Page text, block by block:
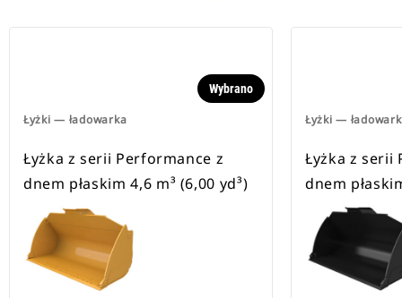
Łyżki — ładowarka
Wybrano
Łyżka z serii Performance z
dnem płaskim 4,6 m³ (6,00 yd³)
Łyżki —
Łyżka z serii
dnem